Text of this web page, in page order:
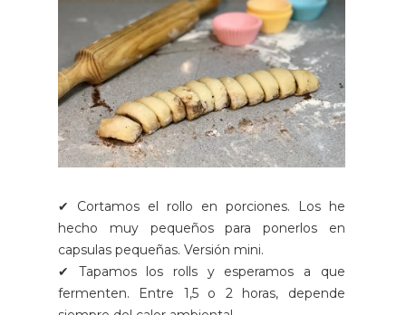
✔ Cortamos el rollo en porciones. Los he
hecho muy pequeños para ponerlos en
capsulas pequeñas. Versión mini.
✔ Tapamos los rolls y esperamos a que
fermenten. Entre 1,5 o 2 horas, depende